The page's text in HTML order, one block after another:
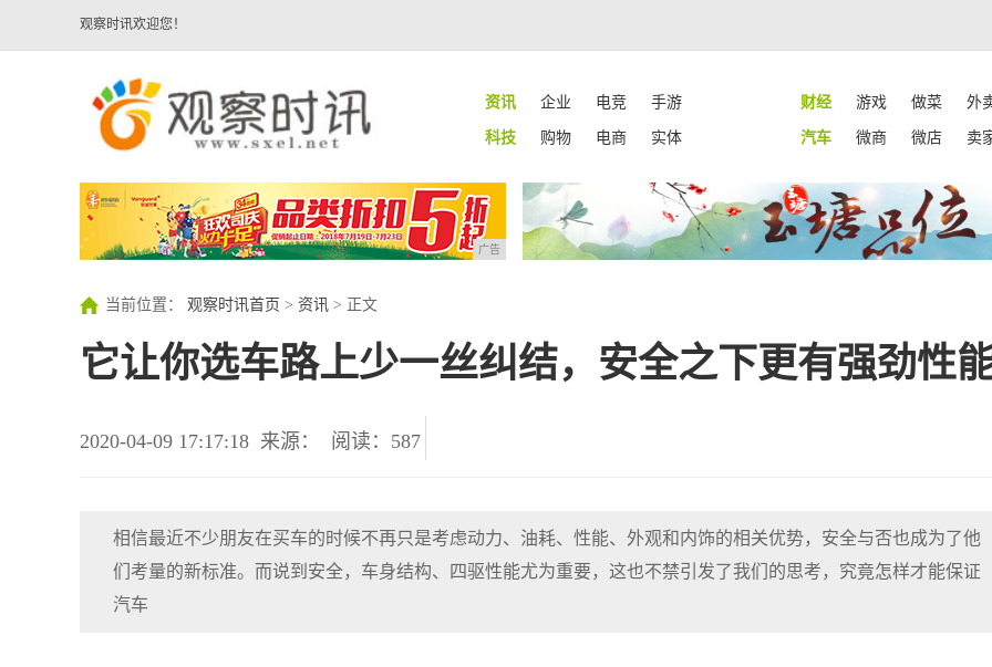
观察时讯欢迎您！
资讯 企业 电竞 手游 财经 游戏 做菜 外
科技
购物 电商 实体 汽车 微商 微店 卖
广告
当前位置： 观察时讯首页 > 资讯 > 正文
它让你选车路上少一丝纠结，安全之下更有强劲性能
2020-04-09 17:17:18 来源： 阅读：587
相信最近不少朋友在买车的时候不再只是考虑动力、油耗、性能、外观和内饰的相关优势，安全与否也成为了他
们考量的新标准。而说到安全，车身结构、四驱性能尤为重要，这也不禁引发了我们的思考，究竟怎样才能保证
汽车